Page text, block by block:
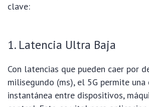
clave:
1. Latencia Ultra Baja
Con latencias que pueden caer por
milisegundo (ms), el 5G permite una
instantánea entre dispositivos,